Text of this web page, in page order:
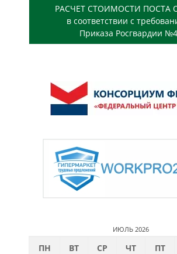
РАСЧЕТ СТОИМОСТИ ПОСТА
в соответствии с
Приказа Росгвардии
ИЮЛЬ 2026
ПН ВТ СР ЧТ ПТ